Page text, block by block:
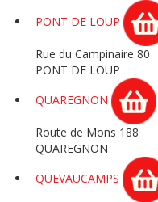
PONT DE LOUP
Rue du Campinaire 80
PONT DE LOUP
QUAREGNON
Route de Mons 188
QUAREGNON
QUEVAUCAMPS